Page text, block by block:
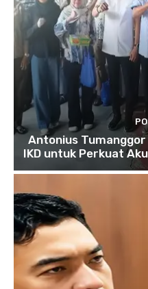
Antonius
IKD untuk Perkuat